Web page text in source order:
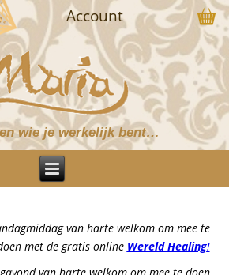
wie je werkelijk bent…
Account
van harte welkom om mee te
met de gratis online Wereld Healing!